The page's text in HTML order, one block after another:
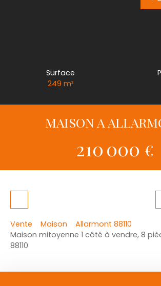
Surface
249 m²
MAISON A
210 000 €
Vente Maison
Allarmont 88110
Maison mitoyenne 1 côté à vendre, 8
88110